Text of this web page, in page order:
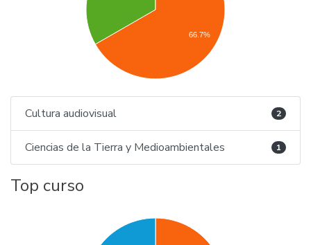
66.7%
Cultura audiovisual 2
Ciencias de la Tierra y Medioambientales 1
Top curso